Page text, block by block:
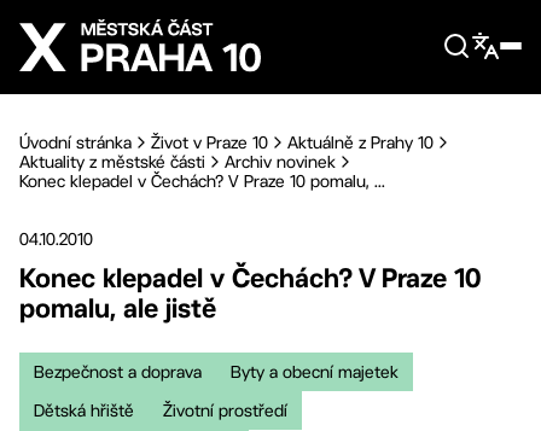
Přejít na hlavní obsah
Úvodní stránka Život v Praze 10
Aktuálně z Prahy 10
Aktuality z městské části
Archiv novinek
Konec klepadel v Čechách? V Praze 10 pomalu, ...
04.10.2010
Konec klepadel v Čechách? V Praze 10
pomalu, ale jistě
Bezpečnost a doprava
Byty a obecní majetek
Dětská hřiště
Životní prostředí